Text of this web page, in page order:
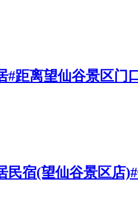
#距离望仙谷景区门
民宿(望仙谷景区店